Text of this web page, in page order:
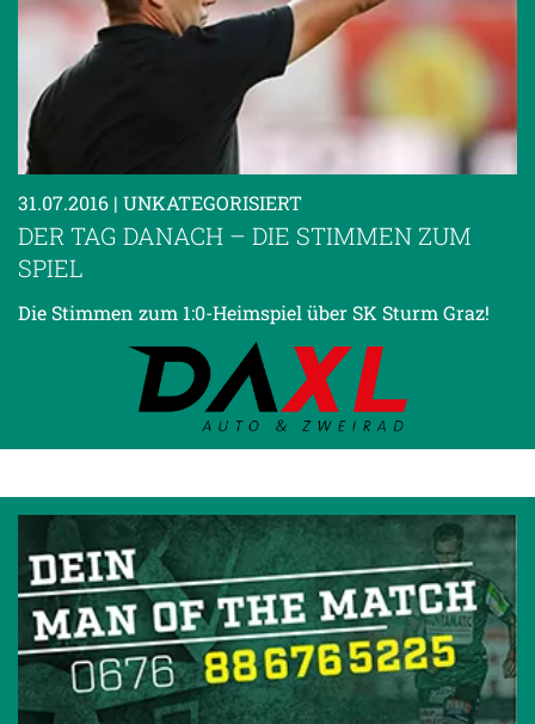
31.07.2016 | UNKATEGORISIERT
DER TAG DANACH – DIE STIMMEN ZUM
SPIEL
Die Stimmen zum 1:0-Heimspiel über SK Sturm Graz!